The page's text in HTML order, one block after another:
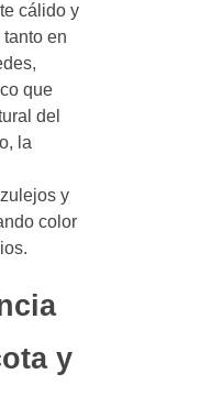
cálido y
tanto en
que
del
la
y
color
y